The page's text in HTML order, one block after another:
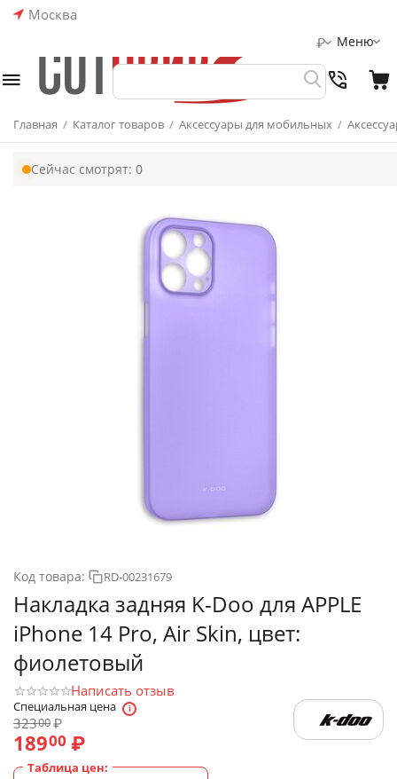
Москва
Меню
₽
Главная / Каталог товаров / Аксессуары для мобильных /
Сейчас смотрят: 0
Код товара: RD-00231679
Накладка задняя K-Doo для APPLE
iPhone 14 Pro, Air Skin, цвет:
фиолетовый
Написать отзыв
Специальная цена
32300₽
18900 ₽
Таблица цен: